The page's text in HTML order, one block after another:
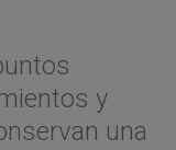
y
una